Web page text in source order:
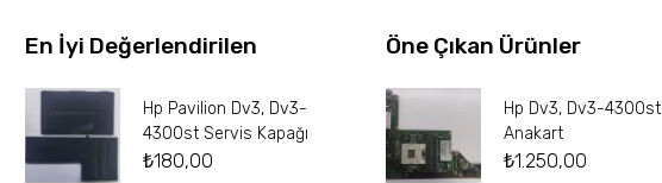
En İyi Değerlendirilen
Hp Pavilion Dv3, Dv3-
4300st Servis Kapağı
₺180,00
Öne Çıkan Ürünler
Hp Dv3, Dv3-4300st
Anakart
₺1.250,00